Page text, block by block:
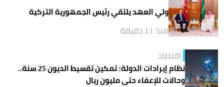
ولي العهد يلتقي رئيس الجمهورية التركية
منذ 11 دقيقة
اقتصاد
نظام إيرادات الدولة: تمكين تقسيط الديون 25 سنة..
وحالات للإعفاء حتى مليون ريال